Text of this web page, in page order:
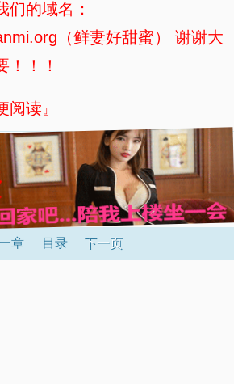
们的域名：
（鲜妻好甜蜜） 谢谢大
！！！
阅读』
一章 目录 下一页